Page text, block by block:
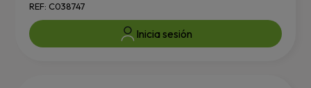
REF: C038747
Inicia sesión